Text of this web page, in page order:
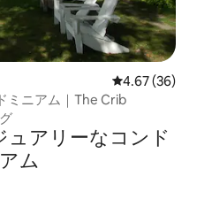
レビュー36
4.67 (36)
ミニアム｜The Crib
ュアリーなコンド
ム